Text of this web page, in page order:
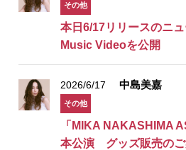
その他
本日6/17リリースのニ
Music Videoを公開
2026/6/17 中島美嘉
その他
「MIKA NAKASHIMA
本公演 グッズ販売のご